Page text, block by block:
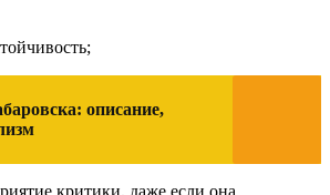
описание,
критики, даже если она